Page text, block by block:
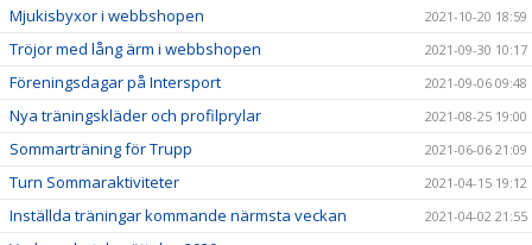
Mjukisbyxor i webbshopen 2021-10-20 18:59
Tröjor med lång ärm i webbshopen 2021-09-30 10:17
Föreningsdagar på Intersport 2021-09-06 09:48
Nya träningskläder och profilprylar 2021-08-25 19:00
Sommarträning för Trupp 2021-06-06 21:09
Turn Sommaraktiviteter 2021-04-15 19:12
Inställda träningar kommande närmsta veckan 2021-04-02 21:55